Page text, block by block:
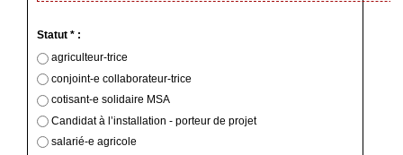
Statut * :
agriculteur-trice
conjoint-e collaborateur-trice
cotisant-e solidaire MSA
Candidat à l’installation - porteur de projet
salarié-e agricole